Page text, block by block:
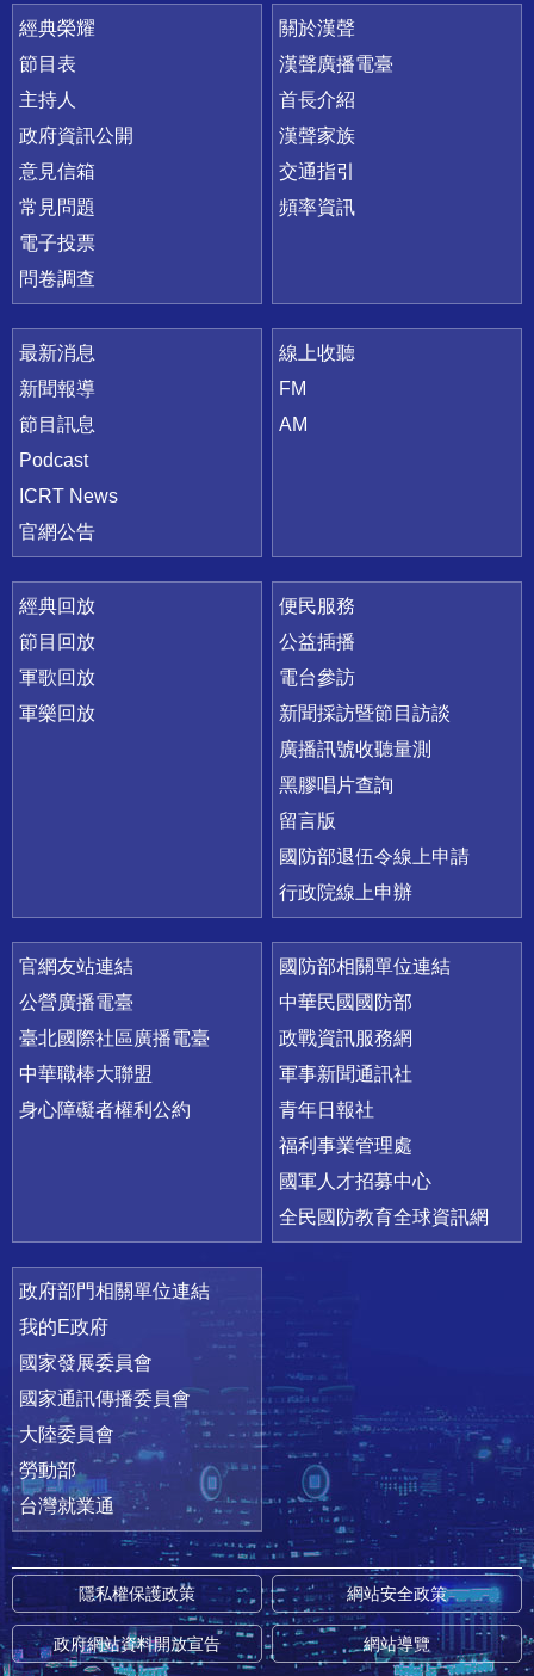
快速連結
經典榮耀
節目表
主持人
政府資訊公開
意見信箱
常見問題
電子投票
問卷調查
關於漢聲
漢聲廣播電臺
首長介紹
漢聲家族
交通指引
頻率資訊
最新消息
新聞報導
節目訊息
Podcast
ICRT News
官網公告
線上收聽
FM
AM
經典回放
節目回放
軍歌回放
軍樂回放
便民服務
公益插播
電台參訪
新聞採訪暨節目訪談
廣播訊號收聽量測
黑膠唱片查詢
留言版
國防部退伍令線上申請
行政院線上申辦
官網友站連結
公營廣播電臺
臺北國際社區廣播電臺
中華職棒大聯盟
身心障礙者權利公約
國防部相關單位連結
中華民國國防部
政戰資訊服務網
軍事新聞通訊社
青年日報社
福利事業管理處
國軍人才招募中心
全民國防教育全球資訊網
政府部門相關單位連結
我的E政府
國家發展委員會
國家通訊傳播委員會
大陸委員會
勞動部
台灣就業通
隱私權保護政策 網站安全政策
政府網站資料開放宣告 網站導覽